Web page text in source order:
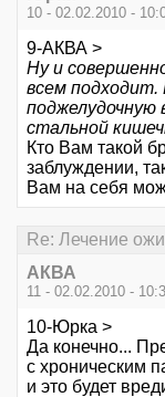
10 - 02.02.2010 -
9-АКВА >
Ну и
всем
поджелудочную
стальной
Кто Вам такой
заблуждении,
Вам на себя
Re: Лечение
АКВА
11 - 02.02.2010 -
10-Юрка >
Да конечно...
с хроническим
и это будет